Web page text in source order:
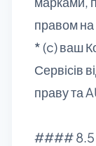
правом на
* (c) ваш
Сервісів
праву та
#### 8.5